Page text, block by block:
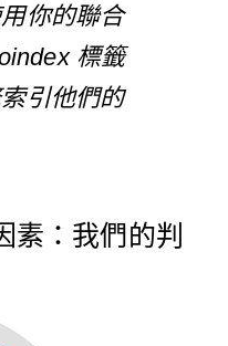
你的聯合
標籤
引他們的
素：我們的判